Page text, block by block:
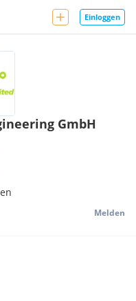
Einloggen
GmbH
Melden